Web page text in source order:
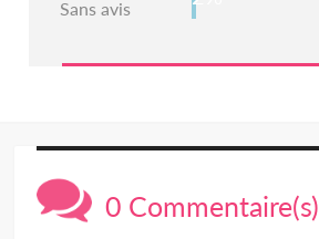
Sans avis
0 Commentaire(s)